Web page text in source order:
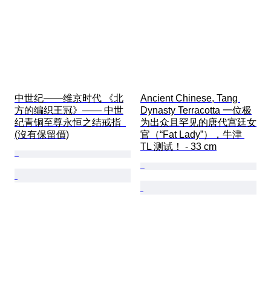
中世纪——维京时代 《北
方的编织王冠》—— 中世
纪青铜至尊永恒之结戒指
(沒有保留價)
Ancient Chinese, Tang
Dynasty Terracotta 一位极
为出众且罕见的唐代宫廷女
官（“Fat Lady”），牛津
TL 测试！ - 33 cm